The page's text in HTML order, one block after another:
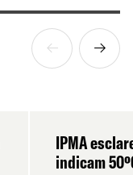
IPMA
indicam